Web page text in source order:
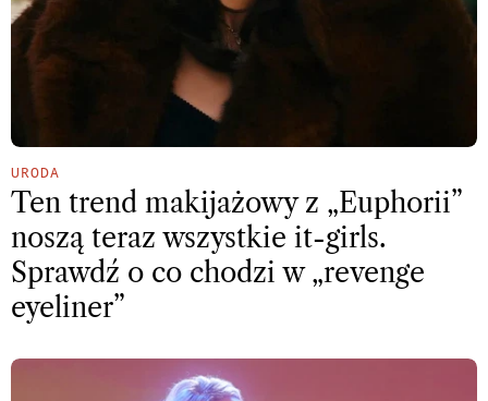
URODA
Ten trend makijażowy z „Euphorii”
noszą teraz wszystkie it-girls.
Sprawdź o co chodzi w „revenge
eyeliner”